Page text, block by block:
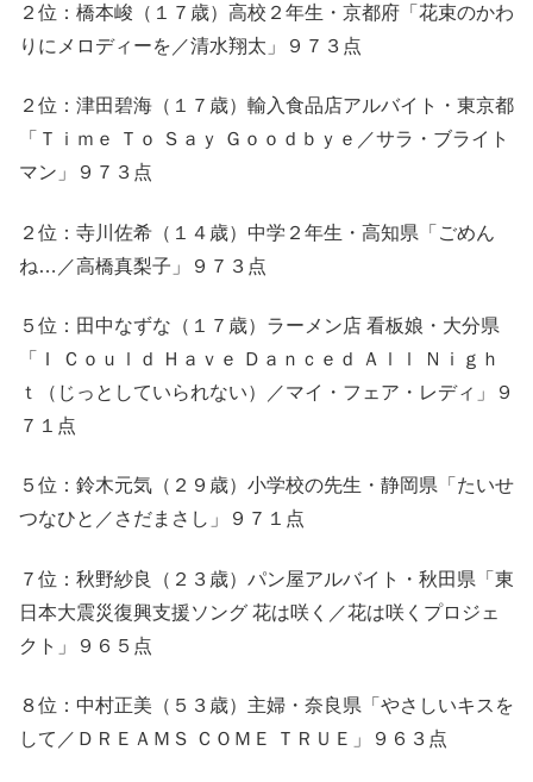
２位：橋本峻（１７歳）高校２年生・京都府「花束のかわ
りにメロディーを／清水翔太」９７３点
２位：津田碧海（１７歳）輸入食品店アルバイト・東京都
「Ｔｉｍｅ Ｔｏ Ｓａｙ Ｇｏｏｄｂｙｅ／サラ・ブライト
マン」９７３点
２位：寺川佐希（１４歳）中学２年生・高知県「ごめん
ね…／高橋真梨子」９７３点
５位：田中なずな（１７歳）ラーメン店 看板娘・大分県
「Ｉ Ｃｏｕｌｄ Ｈａｖｅ Ｄａｎｃｅｄ Ａｌｌ Ｎｉｇｈ
ｔ（じっとしていられない）／マイ・フェア・レディ」９
７１点
５位：鈴木元気（２９歳）小学校の先生・静岡県「たいせ
つなひと／さだまさし」９７１点
７位：秋野紗良（２３歳）パン屋アルバイト・秋田県「東
日本大震災復興支援ソング 花は咲く／花は咲くプロジェ
クト」９６５点
８位：中村正美（５３歳）主婦・奈良県「やさしいキスを
して／ＤＲＥＡＭＳ ＣＯＭＥ ＴＲＵＥ」９６３点